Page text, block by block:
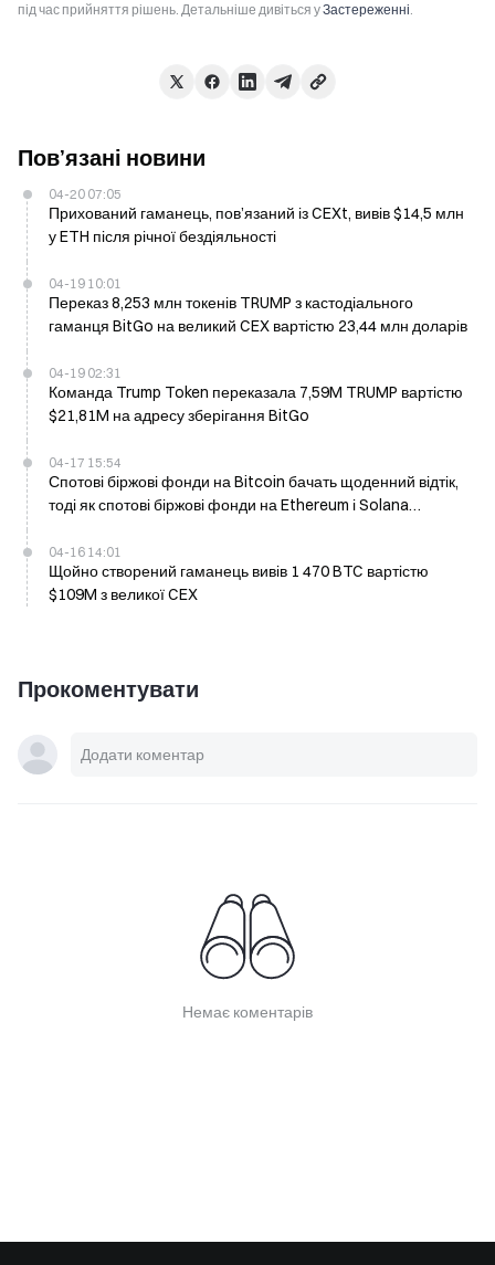
під час прийняття рішень. Детальніше дивіться уЗастереженні.
Пов’язані новини
04-20 07:05
Прихований гаманець, пов’язаний із CEXt, вивів $14,5 млн
у ETH після річної бездіяльності
04-19 10:01
Переказ 8,253 млн токенів TRUMP з кастодіального
гаманця BitGo на великий CEX вартістю 23,44 млн доларів
04-19 02:31
Команда Trump Token переказала 7,59M TRUMP вартістю
$21,81M на адресу зберігання BitGo
04-17 15:54
Спотові біржові фонди на Bitcoin бачать щоденний відтік,
тоді як спотові біржові фонди на Ethereum і Solana
04-16 14:01
Щойно створений гаманець вивів 1 470 BTC вартістю
$109M з великої CEX
Прокоментувати
Немає коментарів